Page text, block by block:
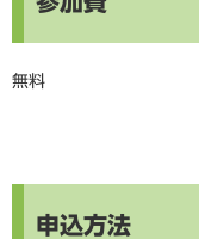
無料
申込方法